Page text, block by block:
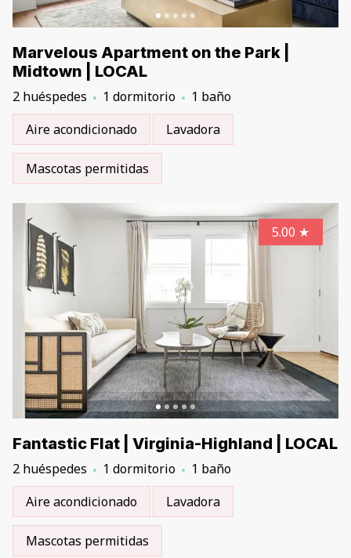
Marvelous Apartment on the Park |
Midtown | LOCAL
2 huéspedes 1 dormitorio
1 baño
Aire acondicionado
Lavadora
Mascotas permitidas
5.00 ★
Fantastic Flat | Virginia-Highland | LOCAL
2 huéspedes 1 dormitorio
1 baño
Aire acondicionado
Lavadora
Mascotas permitidas